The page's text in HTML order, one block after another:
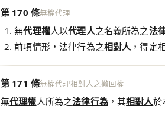
第 170 條無權代理
無代理權人以代理人之名義所為之法
前項情形，法律行為之相對人，得定
第 171 條無權代理相對人之撤回權
無代理權人所為之法律行為，其相對人於